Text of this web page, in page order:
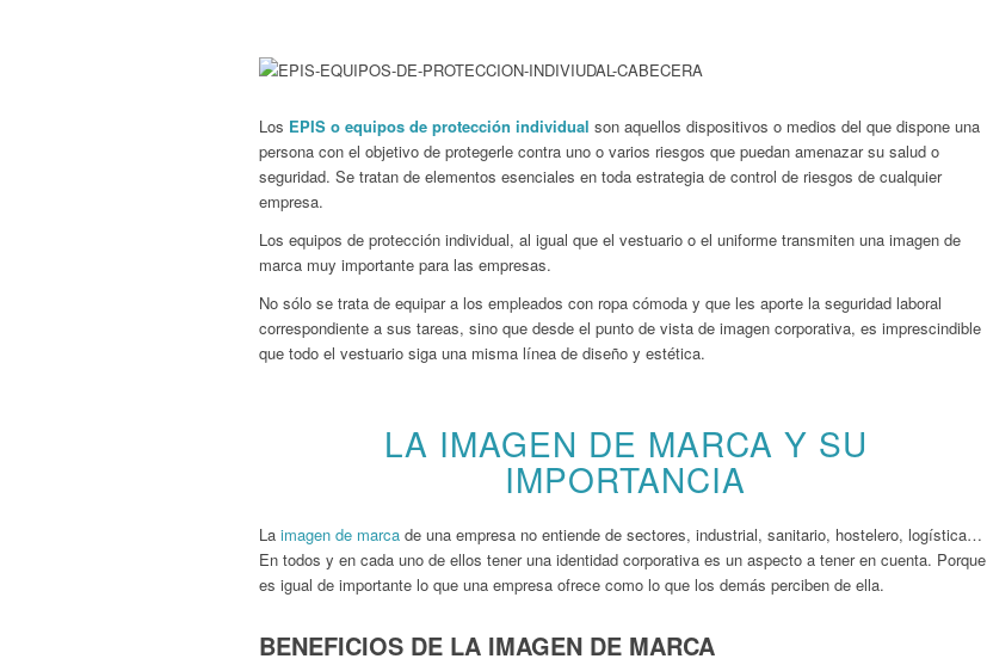
Los EPIS o equipos de protección individual son aquellos dispositivos o medios del que dispone una
persona con el objetivo de protegerle contra uno o varios riesgos que puedan amenazar su salud o
seguridad. Se tratan de elementos esenciales en toda estrategia de control de riesgos de cualquier
empresa.
Los equipos de protección individual, al igual que el vestuario o el uniforme transmiten una imagen de
marca muy importante para las empresas.
No sólo se trata de equipar a los empleados con ropa cómoda y que les aporte la seguridad laboral
correspondiente a sus tareas, sino que desde el punto de vista de imagen corporativa, es imprescindible
que todo el vestuario siga una misma línea de diseño y estética.
LA IMAGEN DE MARCA Y SU
IMPORTANCIA
La imagen de marca de una empresa no entiende de sectores, industrial, sanitario, hostelero, logística…
En todos y en cada uno de ellos tener una identidad corporativa es un aspecto a tener en cuenta. Porque
es igual de importante lo que una empresa ofrece como lo que los demás perciben de ella.
BENEFICIOS DE LA IMAGEN DE MARCA